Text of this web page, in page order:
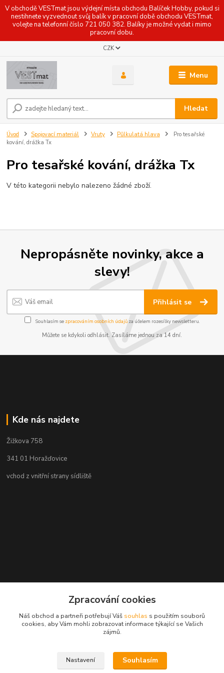
V obchodě VESTmat jsou výdejní místa obchodu Balíček Hobby, pokud si
nestihnete vyzvednout svůj balík v pracovní době obchodu VESTmat,
volejte na telefonní číslo 721 050 382. Balíky je možné vydat i mimo
pracovní dobu.
Menu
CZK
Hledat
Úvod Spojovací materiál Vruty Půlkulatá hlava
Pro tesařské
kování, drážka Tx
Pro tesařské kování, drážka Tx
V této kategorii nebylo nalezeno žádné zboží.
Nepropásněte novinky, akce a
slevy!
Přihlásit se
Souhlasím se zpracováním osobních údajůza účelem rozesílky newsletteru.
Můžete se kdykoli odhlásit. Zasíláme jednou za 14 dní.
Kde nás najdete
Žižkova 758
341 01 Horažďovice
vchod z vnitřní strany sídliště
Zpracování cookies
Náš obchod a partneři potřebují Váš souhlas s použitím souborů
cookies, aby Vám mohli zobrazovat informace týkající se Vašich
zájmů.
Nastavení Souhlasím